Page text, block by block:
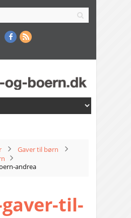
Gaver til børn
andrea
til-